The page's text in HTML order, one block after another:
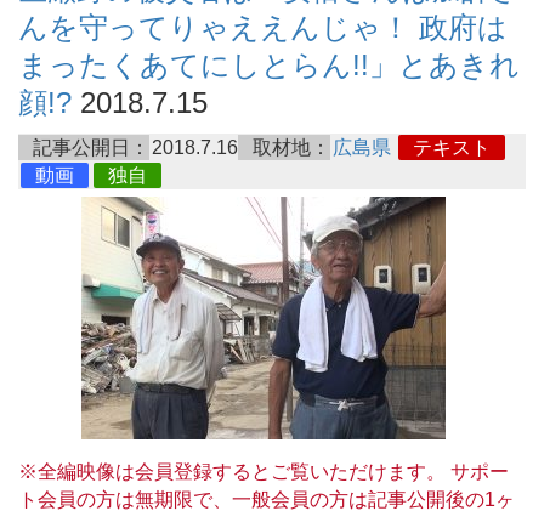
んを守ってりゃええんじゃ！ 政府は
まったくあてにしとらん!!」とあきれ
顔!? 2018.7.15
記事公開日： 2018.7.16 取材地： 広島県
テキスト
動画
独自
※全編映像は会員登録するとご覧いただけます。 サポー
ト会員の方は無期限で、一般会員の方は記事公開後の1ヶ